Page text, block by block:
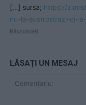
[…] sursa; https://
nu-la-austrostrazi-ci-
Răspundeți
LĂSAȚI UN MESAJ